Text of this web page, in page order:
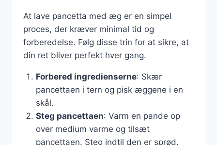
At lave pancetta med æg er en simpel
proces, der kræver minimal tid og
forberedelse. Følg disse trin for at sikre, at
din ret bliver perfekt hver gang.
Forbered ingredienserne: Skær
pancettaen i tern og pisk æggene i en
skål.
Steg pancettaen: Varm en pande op
over medium varme og tilsæt
pancettaen. Steg indtil den er sprød.